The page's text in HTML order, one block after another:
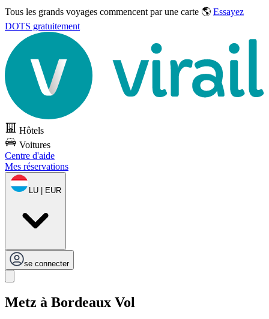
Tous les grands voyages commencent par une carte 🌎 Essayez
DOTS gratuitement
Hôtels
Voitures
Centre d'aide
Mes réservations
LU | EUR
se connecter
Metz à Bordeaux Vol